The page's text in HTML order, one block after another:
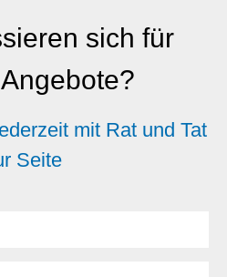
sich für
mit Rat und Tat
Seite